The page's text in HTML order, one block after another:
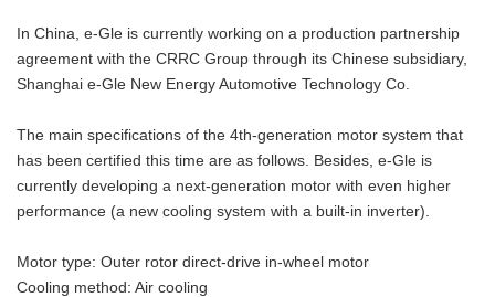
In China, e-Gle is currently working on a production partnership
agreement with the CRRC Group through its Chinese subsidiary,
Shanghai e-Gle New Energy Automotive Technology Co.
The main specifications of the 4th-generation motor system that
has been certified this time are as follows. Besides, e-Gle is
currently developing a next-generation motor with even higher
performance (a new cooling system with a built-in inverter).
Motor type: Outer rotor direct-drive in-wheel motor
Cooling method: Air cooling